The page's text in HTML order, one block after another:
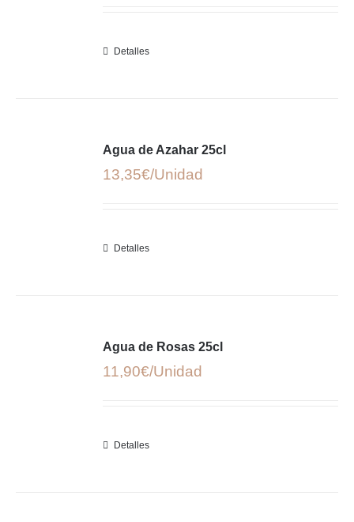
Detalles
Agua de Azahar 25cl
13,35€
Detalles
Agua de Rosas 25cl
11,90€
Detalles